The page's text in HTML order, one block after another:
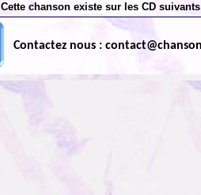
Cette chanson existe sur les CD
Contactez nous :